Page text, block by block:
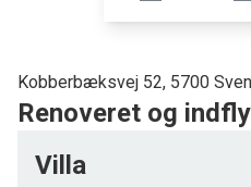
Kobberbæksvej 52, 5700
Renoveret og
Villa